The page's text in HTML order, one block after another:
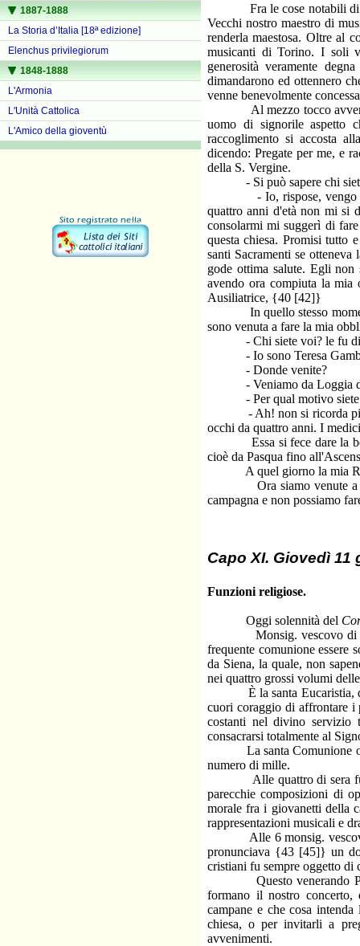
1887-1888
La Storia d’Italia [18ª edizione]
Elenchus privilegiorum
1848-1888
L'Armonia
L'Unità Cattolica
L'Amico della gioventù
Fra le cose notabili di
Vecchi nostro maestro di
renderla maestosa. Oltre al
musicanti di Torino. I soli
generosità veramente
dimandarono ed ottennero
venne benevolmente
Al mezzo tocco avvenne
uomo di signorile aspetto
raccoglimento si accosta
dicendo: Pregate per me, e
della S. Vergine.
- Si può sapere chi siete
- Io, rispose, vengo da
quattro anni d'età non mi si
consolarmi mi suggerì di
questa chiesa. Promisi tutto
santi Sacramenti se
gode ottima salute. Egli
avendo ora compiuta la mia
Ausiliatrice, {40 [42]}
In quello stesso momento
sono venuta a fare la mia
- Chi siete voi? le fu
- Io sono Teresa
- Donde venite?
- Veniamo da Loggia di
- Per qual motivo siete
- Ah! non si ricorda più?
occhi da quattro anni. I
Essa si fece dare la
cioè da Pasqua fino
A quel giorno la mia
Ora siamo venute a
campagna e non possiamo
Capo XI. Giovedì
Funzioni religiose.
Oggi solennità del
Monsig. vescovo di
frequente comunione essere
da Siena, la quale, non
nei quattro grossi volumi
È la santa Eucaristia,
cuori coraggio di affrontare
costanti nel divino servizio
consacrarsi totalmente al
La santa Comunione oggi
numero di mille.
Alle quattro di sera fu
parecchie composizioni di
morale fra i giovanetti della
rappresentazioni musicali e
Alle 6 monsig. vescovo
pronunciava {43 [45]} un
cristiani fu sempre oggetto di
Questo venerando
formano il nostro concerto,
campane e che cosa
chiesa, o per invitarli a
avvenimenti.